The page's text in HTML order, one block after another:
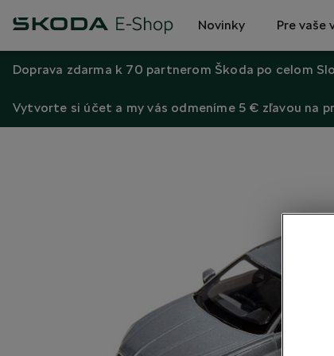
Novinky Pre vaše
Doprava zdarma k 70 partnerom Škoda po celom
Vytvorte si účet a my vás odmeníme 5 € zľavou na